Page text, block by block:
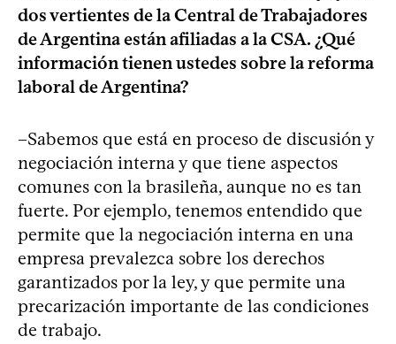
dos vertientes de la Central de Trabajadores
de Argentina están afiliadas a la CSA. ¿Qué
información tienen ustedes sobre la reforma
laboral de Argentina?
–Sabemos que está en proceso de discusión y
negociación interna y que tiene aspectos
comunes con la brasileña, aunque no es tan
fuerte. Por ejemplo, tenemos entendido que
permite que la negociación interna en una
empresa prevalezca sobre los derechos
garantizados por la ley, y que permite una
precarización importante de las condiciones
de trabajo.